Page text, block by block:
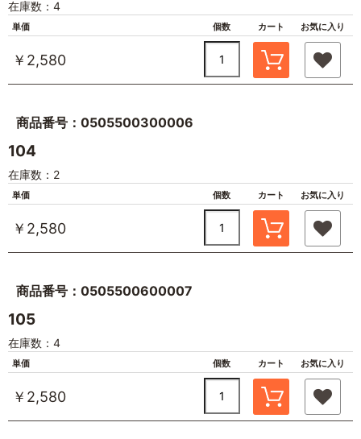
在庫数：4
単価 個数 カート お気に入り
￥2,580
商品番号：0505500300006
104
在庫数：2
単価 個数 カート お気に入り
￥2,580
商品番号：0505500600007
105
在庫数：4
単価 個数 カート お気に入り
￥2,580